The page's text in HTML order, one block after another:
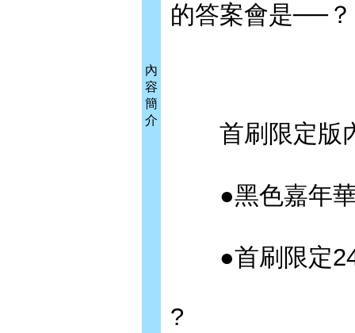
內
容
簡
介
的答案會是──？
首刷限定版
●黑色嘉年華
●首刷限定
?